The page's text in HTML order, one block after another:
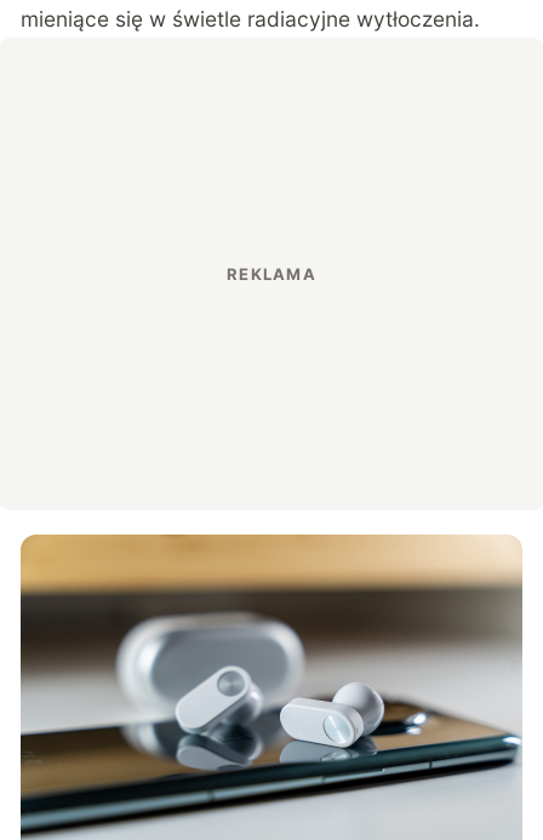
mieniące się w świetle radiacyjne wytłoczenia.